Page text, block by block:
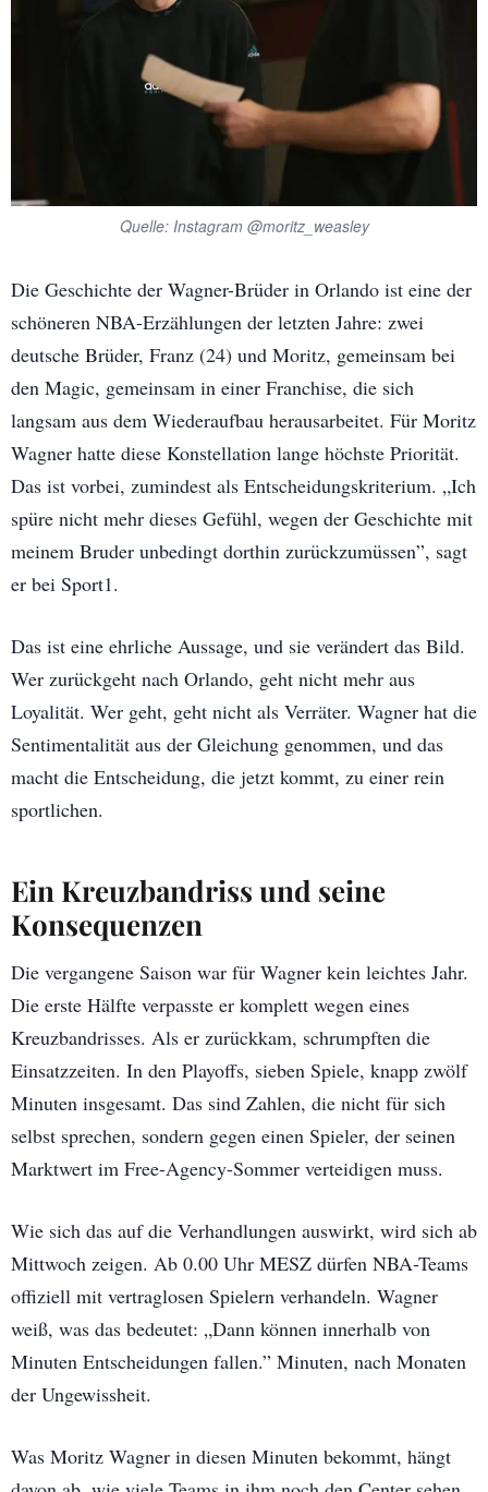
Quelle: Instagram @moritz_weasley
Die Geschichte der Wagner-Brüder in Orlando ist eine der
schöneren NBA-Erzählungen der letzten Jahre: zwei
deutsche Brüder, Franz (24) und Moritz, gemeinsam bei
den Magic, gemeinsam in einer Franchise, die sich
langsam aus dem Wiederaufbau herausarbeitet. Für Moritz
Wagner hatte diese Konstellation lange höchste Priorität.
Das ist vorbei, zumindest als Entscheidungskriterium. „Ich
spüre nicht mehr dieses Gefühl, wegen der Geschichte mit
meinem Bruder unbedingt dorthin zurückzumüssen”, sagt
er bei Sport1.
Das ist eine ehrliche Aussage, und sie verändert das Bild.
Wer zurückgeht nach Orlando, geht nicht mehr aus
Loyalität. Wer geht, geht nicht als Verräter. Wagner hat die
Sentimentalität aus der Gleichung genommen, und das
macht die Entscheidung, die jetzt kommt, zu einer rein
sportlichen.
Ein Kreuzbandriss und seine
Konsequenzen
Die vergangene Saison war für Wagner kein leichtes Jahr.
Die erste Hälfte verpasste er komplett wegen eines
Kreuzbandrisses. Als er zurückkam, schrumpften die
Einsatzzeiten. In den Playoffs, sieben Spiele, knapp zwölf
Minuten insgesamt. Das sind Zahlen, die nicht für sich
selbst sprechen, sondern gegen einen Spieler, der seinen
Marktwert im Free-Agency-Sommer verteidigen muss.
Wie sich das auf die Verhandlungen auswirkt, wird sich ab
Mittwoch zeigen. Ab 0.00 Uhr MESZ dürfen NBA-Teams
offiziell mit vertraglosen Spielern verhandeln. Wagner
weiß, was das bedeutet: „Dann können innerhalb von
Minuten Entscheidungen fallen.” Minuten, nach Monaten
der Ungewissheit.
Was Moritz Wagner in diesen Minuten bekommt, hängt